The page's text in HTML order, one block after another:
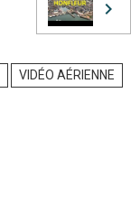
VIDÉO AÉRIENNE